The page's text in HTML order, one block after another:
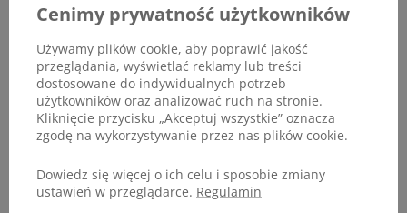
Cenimy prywatność użytkowników
Używamy plików cookie, aby poprawić jakość
przeglądania, wyświetlać reklamy lub treści
dostosowane do indywidualnych potrzeb
użytkowników oraz analizować ruch na stronie.
Kliknięcie przycisku „Akceptuj wszystkie” oznacza
zgodę na wykorzystywanie przez nas plików cookie.
Dowiedz się więcej o ich celu i sposobie zmiany
ustawień w przeglądarce. Regulamin